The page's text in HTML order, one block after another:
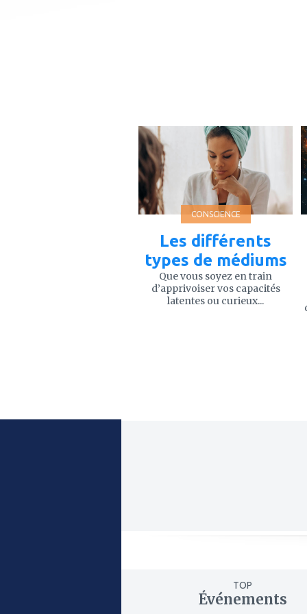
à
mes
favoris
CONSCIENCE
Les différents
types de médiums
Que vous soyez en train
d’apprivoiser vos capacités
latentes ou curieux...
TOP
Événements